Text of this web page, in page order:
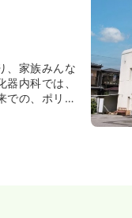
、家族みんな
内科では、
での、ポリー